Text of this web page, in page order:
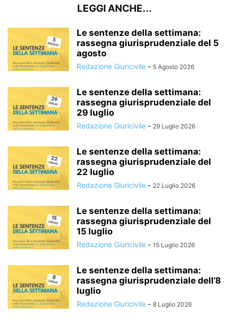
LEGGI ANCHE...
Le sentenze della settimana:
rassegna giurisprudenziale del 5
agosto
Redazione Giuricivile - 5 Agosto 2026
Le sentenze della settimana:
rassegna giurisprudenziale del
29 luglio
Redazione Giuricivile - 29 Luglio 2026
Le sentenze della settimana:
rassegna giurisprudenziale del
22 luglio
Redazione Giuricivile - 22 Luglio 2026
Le sentenze della settimana:
rassegna giurisprudenziale del
15 luglio
Redazione Giuricivile - 15 Luglio 2026
Le sentenze della settimana:
rassegna giurisprudenziale dell’8
luglio
Redazione Giuricivile - 8 Luglio 2026